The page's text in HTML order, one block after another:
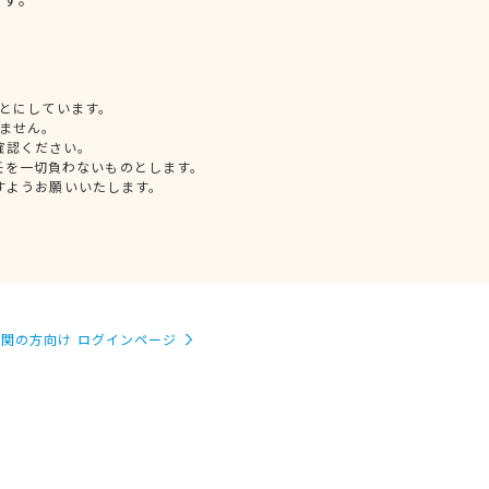
しています。
せん。
ください。
一切負わないものとします。
うお願いいたします。
の方向け ログインページ